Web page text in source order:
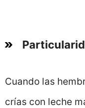
Cuando las
crías con leche